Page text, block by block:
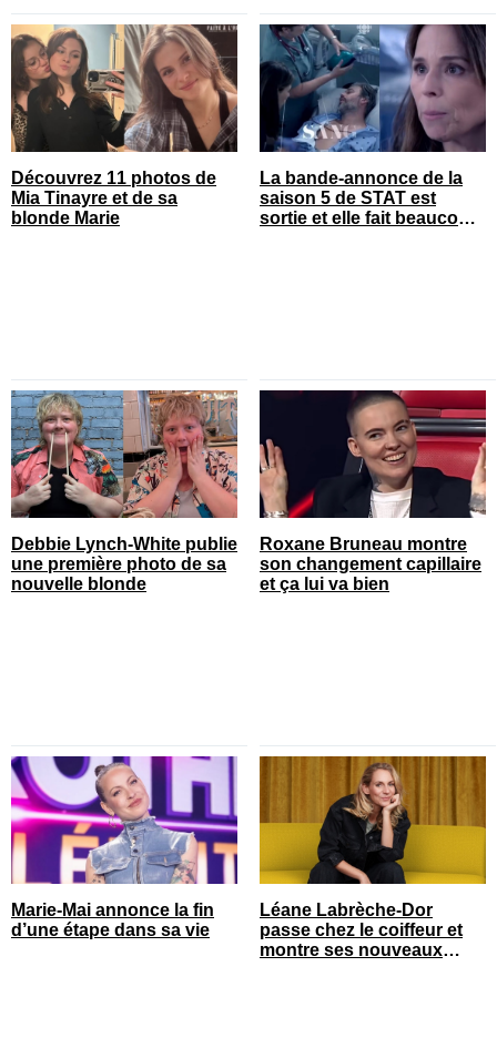
Découvrez 11 photos de
Mia Tinayre et de sa
blonde Marie
La bande-annonce de la
saison 5 de STAT est
sortie et elle fait beaucoup
Debbie Lynch-White publie
une première photo de sa
nouvelle blonde
Roxane Bruneau montre
son changement capillaire
et ça lui va bien
Marie-Mai annonce la fin
d’une étape dans sa vie
Léane Labrèche-Dor
passe chez le coiffeur et
montre ses nouveaux